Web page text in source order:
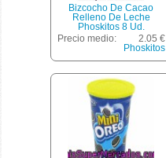
Bizcocho De Cacao
Relleno De Leche
Phoskitos 8 Ud.
Precio medio:
2.05 €
Phoskitos